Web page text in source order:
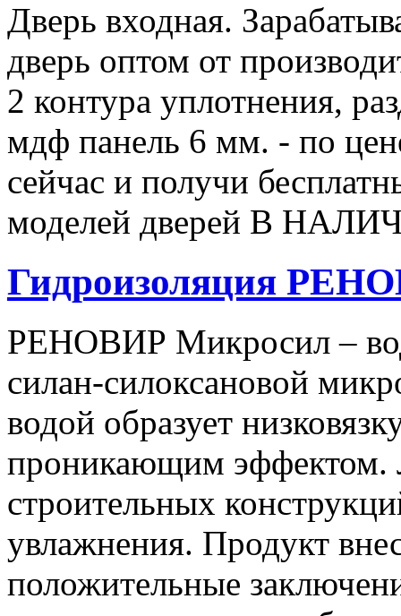
Дверь входная.
дверь оптом от
2 контура уплотнения,
мдф панель 6 мм. - по
сейчас и получи
моделей дверей В
Гидроизоляция
РЕНОВИР Микросил –
силан-силоксановой
водой образует
проникающим эффектом.
строительных
увлажнения. Продукт
положительные